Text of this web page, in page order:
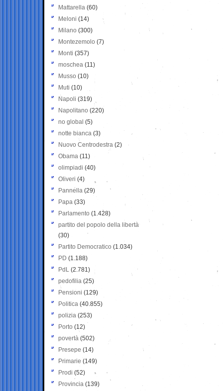
Mattarella (60)
Meloni (14)
Milano (300)
Montezemolo (7)
Monti (357)
moschea (11)
Musso (10)
Muti (10)
Napoli (319)
Napolitano (220)
no global (5)
notte bianca (3)
Nuovo Centrodestra (2)
Obama (11)
olimpiadi (40)
Oliveri (4)
Pannella (29)
Papa (33)
Parlamento (1.428)
partito del popolo della libertà
(30)
Partito Democratico (1.034)
PD (1.188)
PdL (2.781)
pedofilia (25)
Pensioni (129)
Politica (40.855)
polizia (253)
Porto (12)
povertà (502)
Presepe (14)
Primarie (149)
Prodi (52)
Provincia (139)